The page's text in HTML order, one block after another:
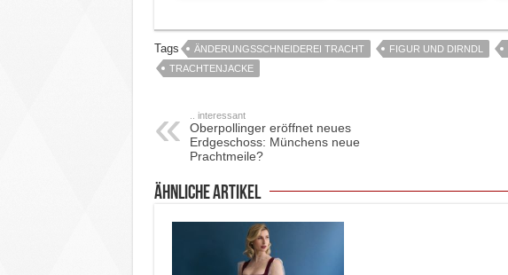
Tags ÄNDERUNGSSCHNEIDEREI TRACHT FIGUR UND DIRNDL
TRACHTENJACKE
.. interessant
Oberpollinger eröffnet neues
Erdgeschoss: Münchens neue
Prachtmeile?
ähnliche Artikel